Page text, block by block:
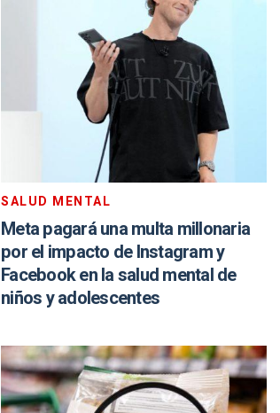
SALUD MENTAL
Meta pagará una multa millonaria
por el impacto de Instagram y
Facebook en la salud mental de
niños y adolescentes